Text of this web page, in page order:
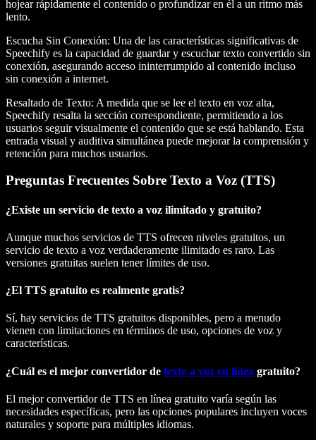
hojear rápidamente el contenido o profundizar en él a un ritmo más
lento.
Escucha Sin Conexión: Una de las características significativas de
Speechify es la capacidad de guardar y escuchar texto convertido sin
conexión, asegurando acceso ininterrumpido al contenido incluso
sin conexión a internet.
Resaltado de Texto: A medida que se lee el texto en voz alta,
Speechify resalta la sección correspondiente, permitiendo a los
usuarios seguir visualmente el contenido que se está hablando. Esta
entrada visual y auditiva simultánea puede mejorar la comprensión y
retención para muchos usuarios.
Preguntas Frecuentes Sobre Texto a Voz (TTS)
¿Existe un servicio de texto a voz ilimitado y gratuito?
Aunque muchos servicios de TTS ofrecen niveles gratuitos, un
servicio de texto a voz verdaderamente ilimitado es raro. Las
versiones gratuitas suelen tener límites de uso.
¿El TTS gratuito es realmente gratis?
Sí, hay servicios de TTS gratuitos disponibles, pero a menudo
vienen con limitaciones en términos de uso, opciones de voz y
características.
¿Cuál es el mejor convertidor de texto a voz en línea gratuito?
El mejor convertidor de TTS en línea gratuito varía según las
necesidades específicas, pero las opciones populares incluyen voces
naturales y soporte para múltiples idiomas.